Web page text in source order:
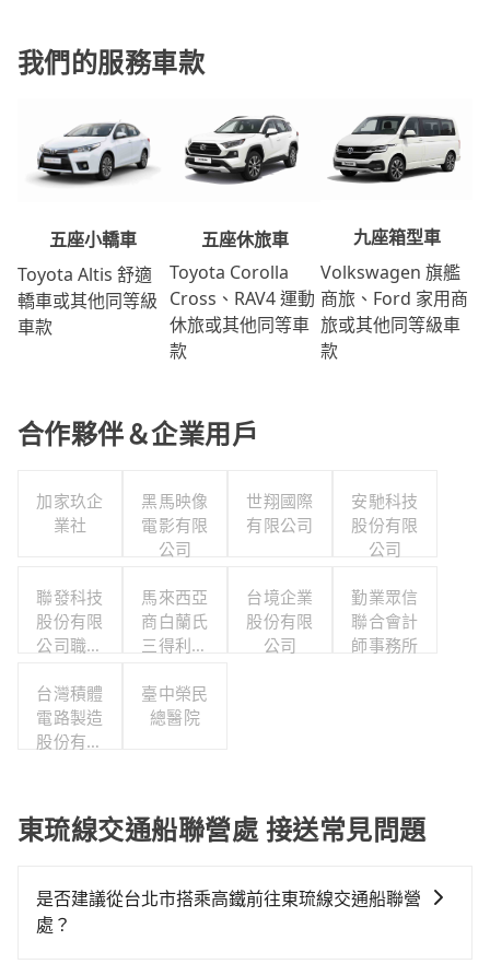
我們的服務車款
五座小轎車
Toyota Altis 舒適
轎車或其他同等級
車款
五座休旅車
Toyota Corolla
Cross、RAV4 運動
休旅或其他同等車
款
九座箱型車
Volkswagen 旗艦
商旅、Ford 家用商
旅或其他同等級車
款
合作夥伴＆企業用戶
加家玖企
業社
黑馬映像
電影有限
公司
世翔國際
有限公司
安馳科技
股份有限
公司
聯發科技
股份有限
公司職工
會
馬來西亞
商白蘭氏
三得利股
司台灣分
公司
台境企業
股份有限
公司
勤業眾信
聯合會計
師事務所
台灣積體
電路製造
股份有限
臺中榮民
總醫院
東琉線交通船聯營處 接送常見問題
是否建議從台北市搭乘高鐵前往東琉線交通船聯營
處？